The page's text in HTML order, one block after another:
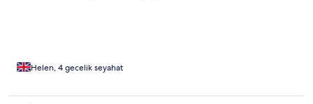
Helen, 4 gecelik seyahat